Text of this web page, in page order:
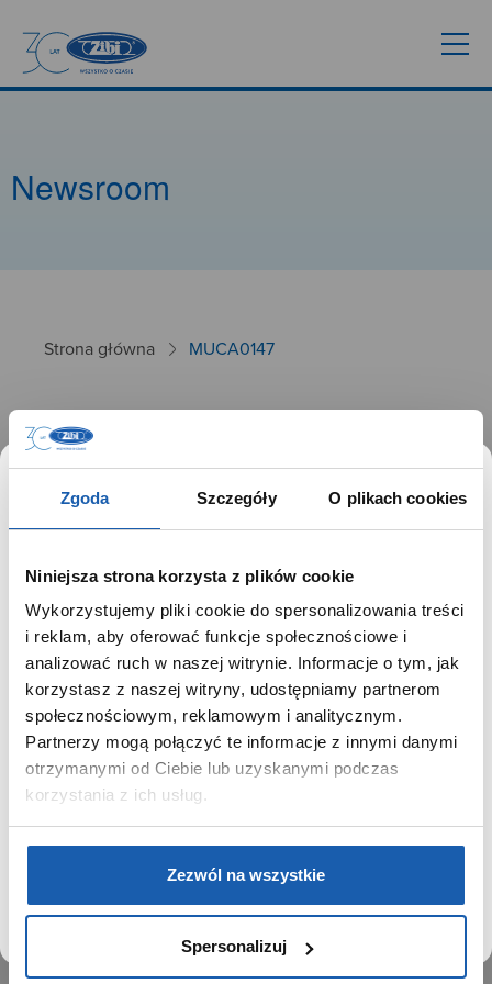
Zgoda Szczegóły O plikach cookies
Niniejsza strona korzysta z plików cookie
Wykorzystujemy pliki cookie do spersonalizowania treści
i reklam, aby oferować funkcje społecznościowe i
analizować ruch w naszej witrynie. Informacje o tym, jak
korzystasz z naszej witryny, udostępniamy partnerom
społecznościowym, reklamowym i analitycznym.
Partnerzy mogą połączyć te informacje z innymi danymi
otrzymanymi od Ciebie lub uzyskanymi podczas
korzystania z ich usług.
Zezwól na wszystkie
Spersonalizuj
Newsroom
Strona główna MUCA0147
MUCA0147
26.01.2025
GRUPA ZIBI
Historia
Misja, wizja i wartości Grupy Zibi
Ważne daty
Kariera
Zgoda na ciasteczka
PRODUKTY
Kalkulatory
SIECI SPRZEDAŻY
SZANOWNY UŻYTKOWNIKU,
SZANOWNA UŻYTKOWNICZKO
Używamy plików cookie w celach analitycznych,
statystycznych i marketingowych, w tym aby analizować
ruch w tej witrynie, optymalizować jej działanie oraz
zapamiętywać Twoje preferencje.